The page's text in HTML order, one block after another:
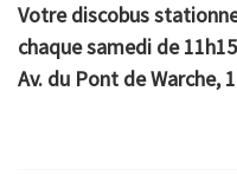
Votre discobus
chaque samedi de
Av. du Pont de Warche,